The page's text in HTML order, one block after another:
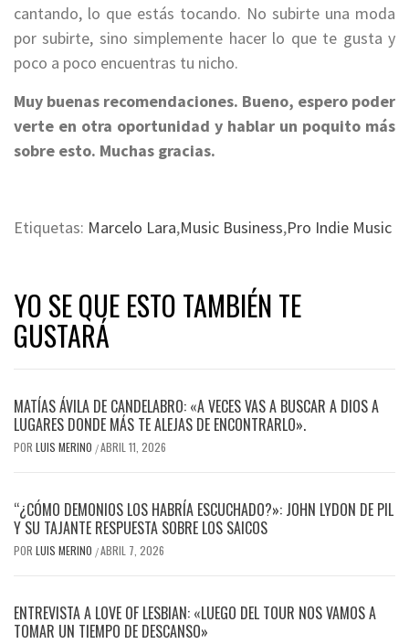
cantando, lo que estás tocando. No subirte una moda
por subirte, sino simplemente hacer lo que te gusta y
poco a poco encuentras tu nicho.
Muy buenas recomendaciones. Bueno, espero poder
verte en otra oportunidad y hablar un poquito más
sobre esto. Muchas gracias.
Etiquetas: Marcelo Lara,Music Business,Pro Indie Music
YO SE QUE ESTO TAMBIÉN TE
GUSTARÁ
MATÍAS ÁVILA DE CANDELABRO: «A VECES VAS A BUSCAR A DIOS A
LUGARES DONDE MÁS TE ALEJAS DE ENCONTRARLO».
POR LUIS MERINO /ABRIL 11, 2026
“¿CÓMO DEMONIOS LOS HABRÍA ESCUCHADO?»: JOHN LYDON DE PIL
Y SU TAJANTE RESPUESTA SOBRE LOS SAICOS
POR LUIS MERINO /ABRIL 7, 2026
ENTREVISTA A LOVE OF LESBIAN: «LUEGO DEL TOUR NOS VAMOS A
TOMAR UN TIEMPO DE DESCANSO»